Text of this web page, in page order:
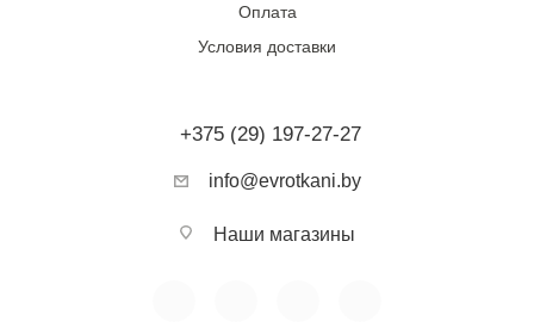
Оплата
Условия доставки
+375 (29) 197-27-27
info@evrotkani.by
Наши магазины